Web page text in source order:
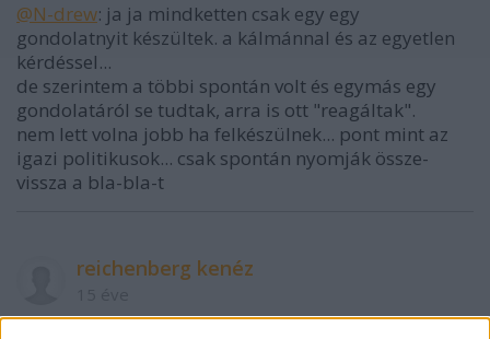
@N-drew: ja ja mindketten csak egy egy
gondolatnyit készültek. a kálmánnal és az egyetlen
kérdéssel...
de szerintem a többi spontán volt és egymás egy
gondolatáról se tudtak, arra is ott "reagáltak".
nem lett volna jobb ha felkészülnek... pont mint az
igazi politikusok... csak spontán nyomják össze-
vissza a bla-bla-t
reichenberg kenéz